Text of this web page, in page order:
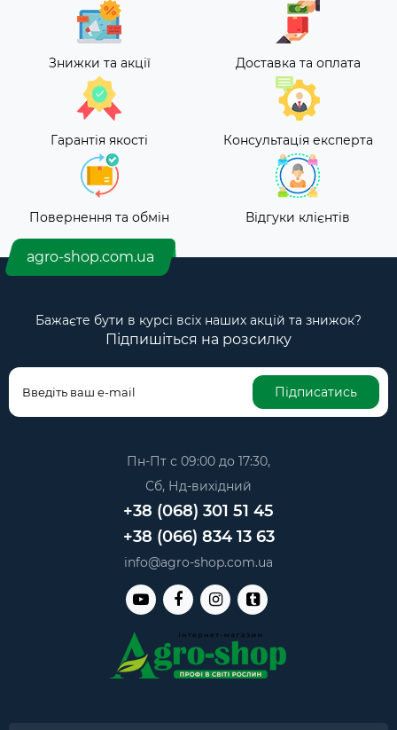
Знижки та акції Доставка та оплата
Гарантія якості Консультація експерта
Повернення та обмін Відгуки клієнтів
agro-shop.com.ua
Бажаєте бути в курсі всіх наших акцій та знижок?
Підпишіться на розсилку
Підписатись
Пн-Пт с 09:00 до 17:30,
Сб, Нд-вихідний
+38 (068) 301 51 45
+38 (066) 834 13 63
info@agro-shop.com.ua